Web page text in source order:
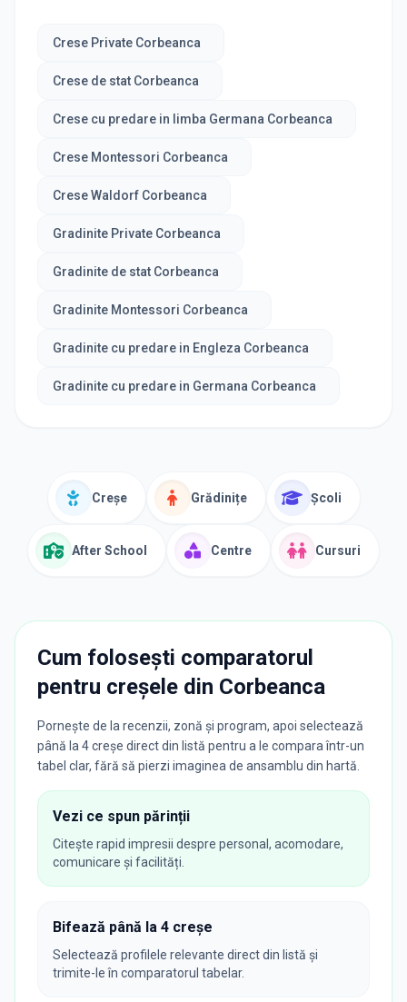
Crese Private Corbeanca
Crese de stat Corbeanca
Crese cu predare in limba Germana Corbeanca
Crese Montessori Corbeanca
Crese Waldorf Corbeanca
Gradinite Private Corbeanca
Gradinite de stat Corbeanca
Gradinite Montessori Corbeanca
Gradinite cu predare in Engleza Corbeanca
Gradinite cu predare in Germana Corbeanca
Creșe Grădinițe Școli
After School Centre Cursuri
Cum folosești comparatorul
pentru creșele din Corbeanca
Pornește de la recenzii, zonă și program, apoi selectează
până la 4 creșe direct din listă pentru a le compara într-un
tabel clar, fără să pierzi imaginea de ansamblu din hartă.
Vezi ce spun părinții
Citește rapid impresii despre personal, acomodare,
comunicare și facilități.
Bifează până la 4 creșe
Selectează profilele relevante direct din listă și
trimite-le în comparatorul tabelar.